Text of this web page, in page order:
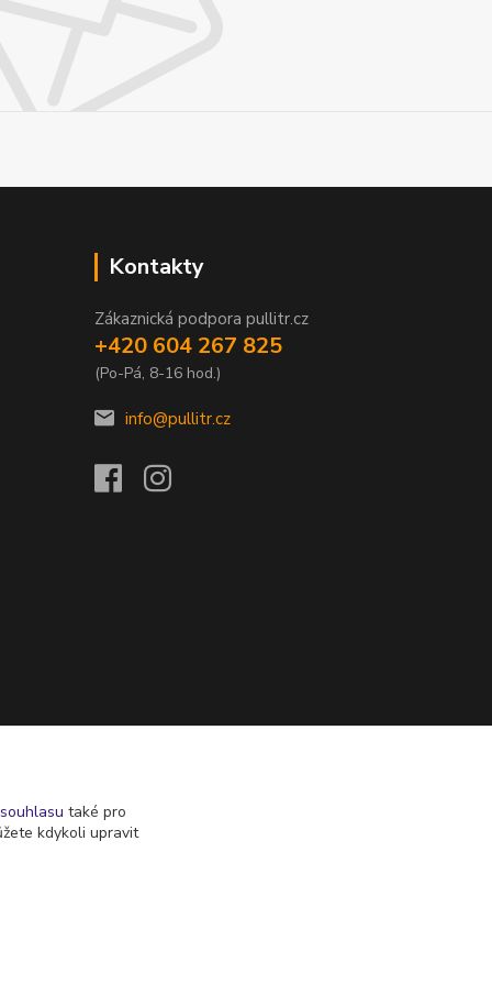
Kontakty
Zákaznická podpora pullitr.cz
+420 604 267 825
(Po-Pá, 8-16 hod.)
info@pullitr.cz
souhlasu také pro
kdykoli upravit